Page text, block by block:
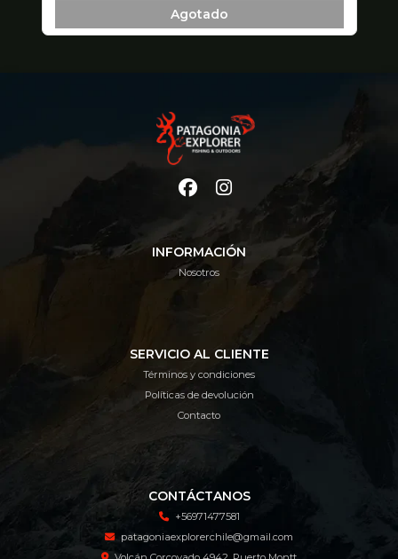
Agotado
INFORMACIÓN
Nosotros
SERVICIO AL CLIENTE
Términos y condiciones
Políticas de devolución
Contacto
CONTÁCTANOS
+56971477581
patagoniaexplorerchile@gmail.com